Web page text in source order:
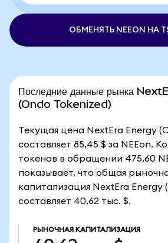
ОБМЕНЯТЬ NEEON НА
Последние данные рынка
(Ondo Tokenized)
Текущая цена NextEra Energy
составляет 85,45 $ за NEEon.
токенов в обращении 475,60
показывает, что общая
капитализация NextEra Energy
составляет 40,62 тыс. $.
РЫНОЧНАЯ КАПИТАЛИЗАЦИЯ